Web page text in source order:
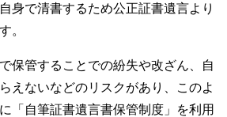
身で清書するため公正証書遺言より
。
保管することでの紛失や改ざん、自
えないなどのリスクがあり、このよ
「自筆証書遺言書保管制度」を利用